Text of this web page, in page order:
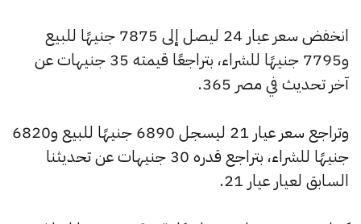
انخفض سعر عيار 24 ليصل إلى 7875 جنيهًا للبيع
و7795 جنيهًا للشراء، بتراجعًا قيمته 35 جنيهات عن
آخر تحديث في مصر 365.
وتراجع سعر عيار 21 ليسجل 6890 جنيهًا للبيع و6820
جنيهًا للشراء، بتراجع قدره 30 جنيهات عن تحديثنا
السابق لعيار عيار 21.